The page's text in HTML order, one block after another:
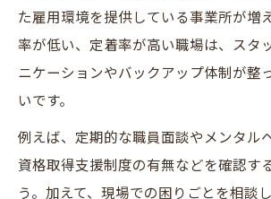
た雇用環境を提供している事業所が増
率が低い、定着率が高い職場は、スタ
ニケーションやバックアップ体制が整
いです。
例えば、定期的な職員面談やメンタル
資格取得支援制度の有無などを確認す
う。加えて、現場での困りごとを相談